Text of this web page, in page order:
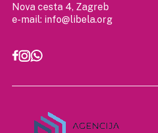
Nova cesta 4, Zagreb
e-mail: info@libela.org